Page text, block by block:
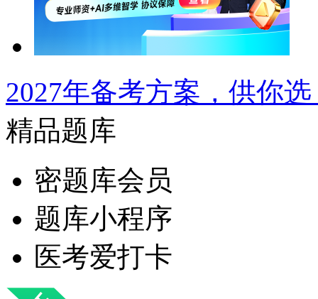
2027年备考方案，供你
精品题库
密题库会员
题库小程序
医考爱打卡